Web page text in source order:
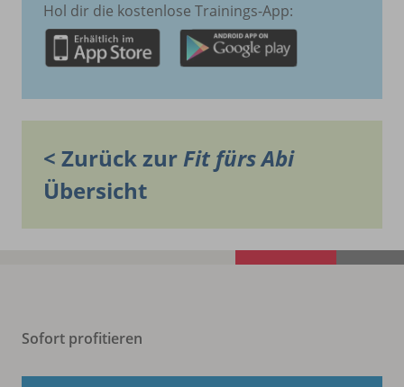
Hol dir die kostenlose Trainings-App:
< Zurück zurFit fürs Abi
Übersicht
Sofort profitieren